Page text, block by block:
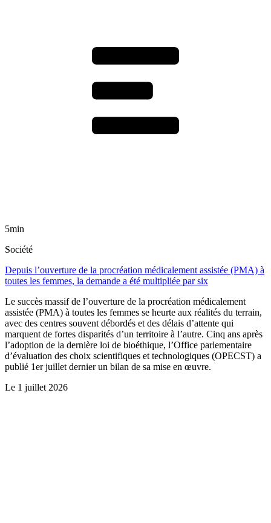
5min
Société
Depuis l’ouverture de la procréation médicalement assistée (PMA) à
toutes les femmes, la demande a été multipliée par six
Le succès massif de l’ouverture de la procréation médicalement
assistée (PMA) à toutes les femmes se heurte aux réalités du terrain,
avec des centres souvent débordés et des délais d’attente qui
marquent de fortes disparités d’un territoire à l’autre. Cinq ans après
l’adoption de la dernière loi de bioéthique, l’Office parlementaire
d’évaluation des choix scientifiques et technologiques (OPECST) a
publié 1er juillet dernier un bilan de sa mise en œuvre.
Le 1 juillet 2026